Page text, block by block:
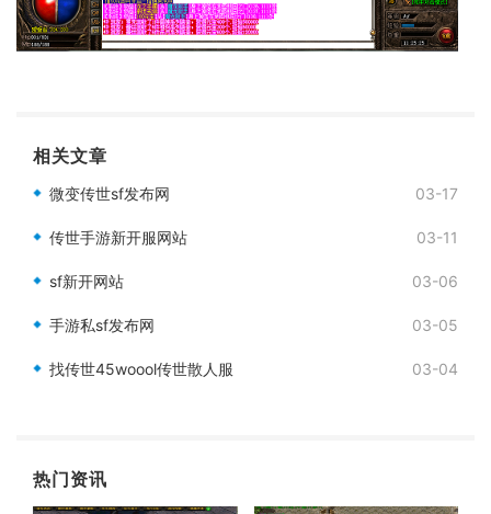
相关文章
微变传世sf发布网 03-17
传世手游新开服网站 03-11
sf新开网站 03-06
手游私sf发布网 03-05
找传世45woool传世散人服 03-04
热门资讯